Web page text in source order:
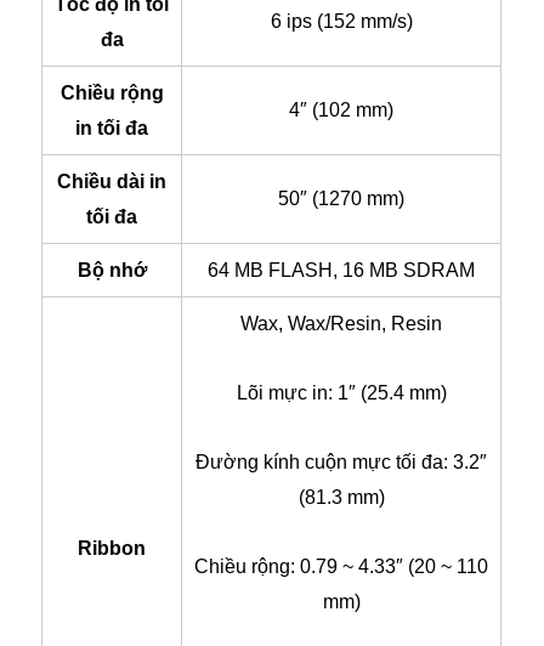
đa
6 ips (152 mm/s)
Chiều rộng
in tối đa
4″ (102 mm)
Chiều dài in
tối đa
50″ (1270 mm)
Bộ nhớ 64 MB FLASH, 16 MB SDRAM
Ribbon
Wax, Wax/Resin, Resin
Lõi mực in: 1″ (25.4 mm)
Đường kính cuộn mực tối đa: 3.2″
(81.3 mm)
Chiều rộng: 0.79 ~ 4.33″ (20 ~ 110
mm)